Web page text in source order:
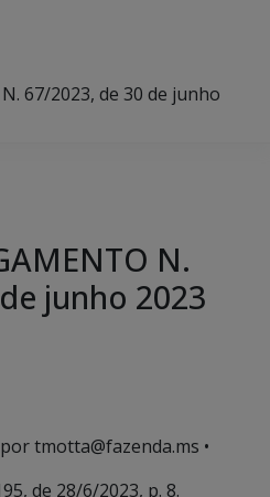
67/2023, de 30 de junho
N.
junho 2023
por tmotta@fazenda.ms •
de 28/6/2023, p. 8.